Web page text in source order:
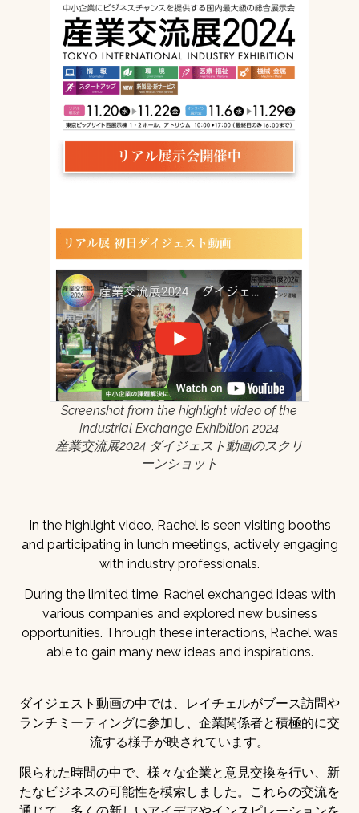
Screenshot from the highlight video of the
Industrial Exchange Exhibition 2024
産業交流展2024 ダイジェスト動画のスクリ
ーンショット
In the highlight video, Rachel is seen visiting booths
and participating in lunch meetings, actively engaging
with industry professionals.
During the limited time, Rachel exchanged ideas with
various companies and explored new business
opportunities. Through these interactions, Rachel was
able to gain many new ideas and inspirations.
ダイジェスト動画の中では、レイチェルがブース訪問や
ランチミーティングに参加し、企業関係者と積極的に交
流する様子が映されています。
限られた時間の中で、様々な企業と意見交換を行い、新
たなビジネスの可能性を模索しました。これらの交流を